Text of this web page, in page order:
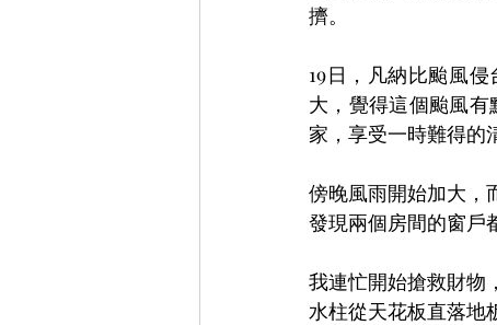
擠。
19日，凡納比颱風
大，覺得這個颱風
家，享受一時難得的
傍晚風雨開始加大，
發現兩個房間的窗戶
我連忙開始搶救財物
水柱從天花板直落地